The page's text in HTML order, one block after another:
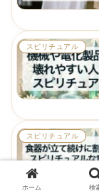
スピリチュアル
スピリチュアル
ホーム 検